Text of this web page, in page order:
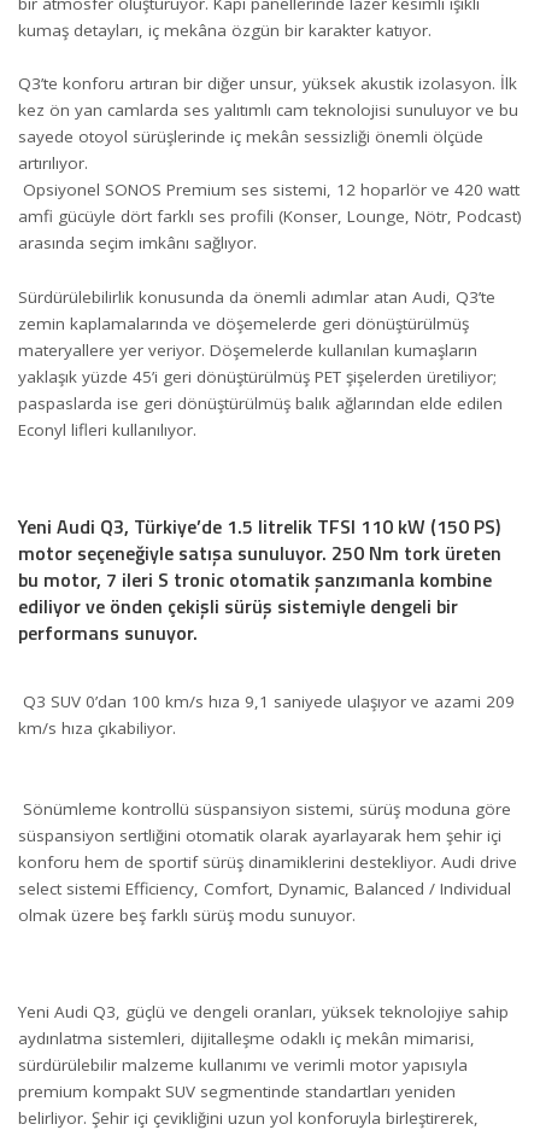
kumaş detayları, iç mekâna özgün bir karakter katıyor.
Q3’te konforu artıran bir diğer unsur, yüksek akustik izolasyon. İlk
kez ön yan camlarda ses yalıtımlı cam teknolojisi sunuluyor ve bu
sayede otoyol sürüşlerinde iç mekân sessizliği önemli ölçüde
artırılıyor.
Opsiyonel SONOS Premium ses sistemi, 12 hoparlör ve 420 watt
amfi gücüyle dört farklı ses profili (Konser, Lounge, Nötr, Podcast)
arasında seçim imkânı sağlıyor.
Sürdürülebilirlik konusunda da önemli adımlar atan Audi, Q3’te
zemin kaplamalarında ve döşemelerde geri dönüştürülmüş
materyallere yer veriyor. Döşemelerde kullanılan kumaşların
yaklaşık yüzde 45’i geri dönüştürülmüş PET şişelerden üretiliyor;
paspaslarda ise geri dönüştürülmüş balık ağlarından elde edilen
Econyl lifleri kullanılıyor.
Yeni Audi Q3, Türkiye’de 1.5 litrelik TFSI 110 kW (150 PS)
motor seçeneğiyle satışa sunuluyor. 250 Nm tork üreten
bu motor, 7 ileri S tronic otomatik şanzımanla kombine
ediliyor ve önden çekişli sürüş sistemiyle dengeli bir
performans sunuyor.
Q3 SUV 0’dan 100 km/s hıza 9,1 saniyede ulaşıyor ve azami 209
km/s hıza çıkabiliyor.
Sönümleme kontrollü süspansiyon sistemi, sürüş moduna göre
süspansiyon sertliğini otomatik olarak ayarlayarak hem şehir içi
konforu hem de sportif sürüş dinamiklerini destekliyor. Audi drive
select sistemi Efficiency, Comfort, Dynamic, Balanced / Individual
olmak üzere beş farklı sürüş modu sunuyor.
Yeni Audi Q3, güçlü ve dengeli oranları, yüksek teknolojiye sahip
aydınlatma sistemleri, dijitalleşme odaklı iç mekân mimarisi,
sürdürülebilir malzeme kullanımı ve verimli motor yapısıyla
premium kompakt SUV segmentinde standartları yeniden
belirliyor. Şehir içi çevikliğini uzun yol konforuyla birleştirerek,